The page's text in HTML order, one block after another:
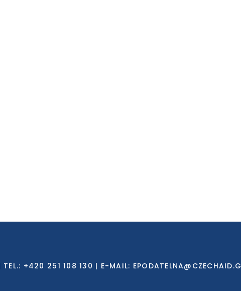
TEL.: +420 251 108 130 | E-MAIL: